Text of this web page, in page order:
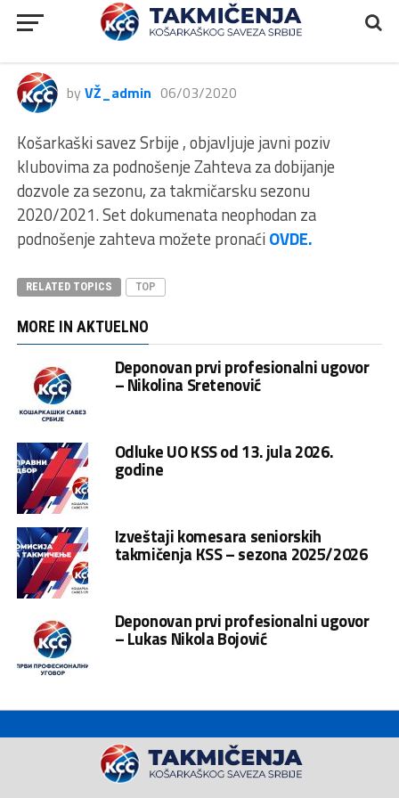
podnošenje zahteva za dobijanje
dozvole za sezonu, 2020/2021
by VŽ_admin 06/03/2020
Košarkaški savez Srbije , objavljuje javni poziv
klubovima za podnošenje Zahteva za dobijanje
dozvole za sezonu, za takmičarsku sezonu
2020/2021. Set dokumenata neophodan za
podnošenje zahteva možete pronaćiOVDE.
RELATED TOPICS TOP
MORE IN AKTUELNO
Deponovan prvi profesionalni ugovor
– Nikolina Sretenović
Odluke UO KSS od 13. jula 2026.
godine
Izveštaji komesara seniorskih
takmičenja KSS – sezona 2025/2026
Deponovan prvi profesionalni ugovor
– Lukas Nikola Bojović